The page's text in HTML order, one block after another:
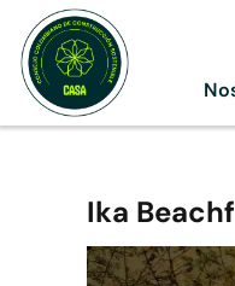
content
Ika